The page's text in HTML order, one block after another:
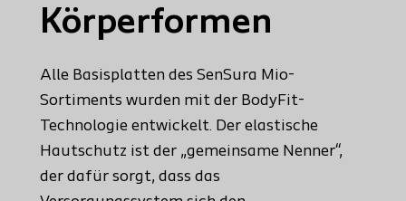
Körperformen
Alle Basisplatten des SenSura Mio-
Sortiments wurden mit der BodyFit-
Technologie entwickelt. Der elastische
Hautschutz ist der „gemeinsame Nenner“,
der dafür sorgt, dass das